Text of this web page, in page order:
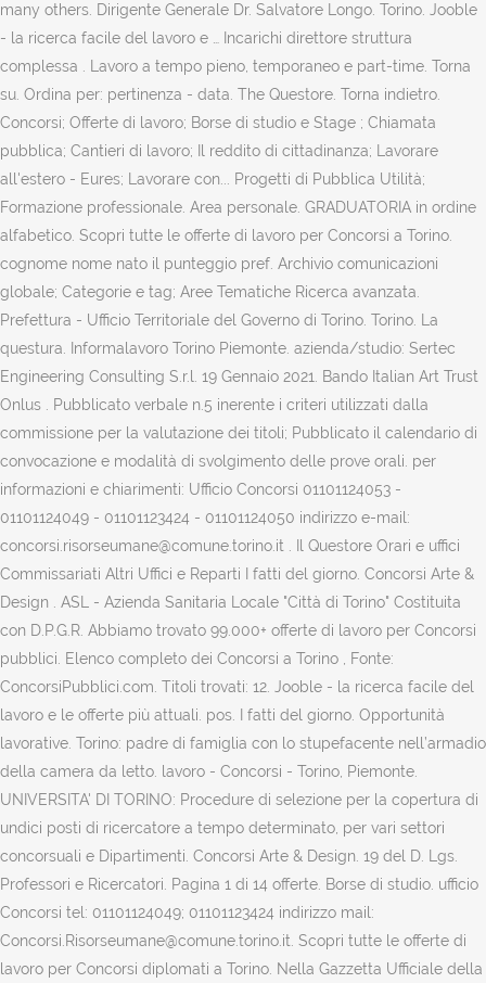
many others. Dirigente Generale Dr. Salvatore Longo. Torino. Jooble
- la ricerca facile del lavoro e … Incarichi direttore struttura
complessa . Lavoro a tempo pieno, temporaneo e part-time. Torna
su. Ordina per: pertinenza - data. The Questore. Torna indietro.
Concorsi; Offerte di lavoro; Borse di studio e Stage ; Chiamata
pubblica; Cantieri di lavoro; Il reddito di cittadinanza; Lavorare
all'estero - Eures; Lavorare con... Progetti di Pubblica Utilità;
Formazione professionale. Area personale. GRADUATORIA in ordine
alfabetico. Scopri tutte le offerte di lavoro per Concorsi a Torino.
cognome nome nato il punteggio pref. Archivio comunicazioni
globale; Categorie e tag; Aree Tematiche Ricerca avanzata.
Prefettura - Ufficio Territoriale del Governo di Torino. Torino. La
questura. Informalavoro Torino Piemonte. azienda/studio: Sertec
Engineering Consulting S.r.l. 19 Gennaio 2021. Bando Italian Art Trust
Onlus . Pubblicato verbale n.5 inerente i criteri utilizzati dalla
commissione per la valutazione dei titoli; Pubblicato il calendario di
convocazione e modalità di svolgimento delle prove orali. per
informazioni e chiarimenti: Ufficio Concorsi 01101124053 -
01101124049 - 01101123424 - 01101124050 indirizzo e-mail:
concorsi.risorseumane@comune.torino.it . Il Questore Orari e uffici
Commissariati Altri Uffici e Reparti I fatti del giorno. Concorsi Arte &
Design . ASL - Azienda Sanitaria Locale "Città di Torino" Costituita
con D.P.G.R. Abbiamo trovato 99.000+ offerte di lavoro per Concorsi
pubblici. Elenco completo dei Concorsi a Torino , Fonte:
ConcorsiPubblici.com. Titoli trovati: 12. Jooble - la ricerca facile del
lavoro e le offerte più attuali. pos. I fatti del giorno. Opportunità
lavorative. Torino: padre di famiglia con lo stupefacente nell’armadio
della camera da letto. lavoro - Concorsi - Torino, Piemonte.
UNIVERSITA' DI TORINO: Procedure di selezione per la copertura di
undici posti di ricercatore a tempo determinato, per vari settori
concorsuali e Dipartimenti. Concorsi Arte & Design. 19 del D. Lgs.
Professori e Ricercatori. Pagina 1 di 14 offerte. Borse di studio. ufficio
Concorsi tel: 01101124049; 01101123424 indirizzo mail:
Concorsi.Risorseumane@comune.torino.it. Scopri tutte le offerte di
lavoro per Concorsi diplomati a Torino. Nella Gazzetta Ufficiale della